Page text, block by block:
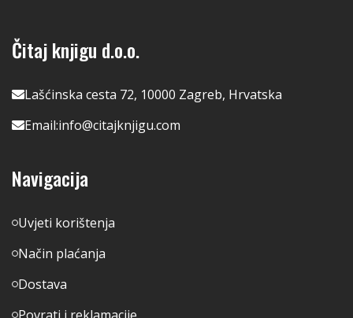
Čitaj knjigu d.o.o.
Lašćinska cesta 72, 10000 Zagreb, Hrvatska
Email:info@citajknjigu.com
Navigacija
Uvjeti korištenja
Način plaćanja
Dostava